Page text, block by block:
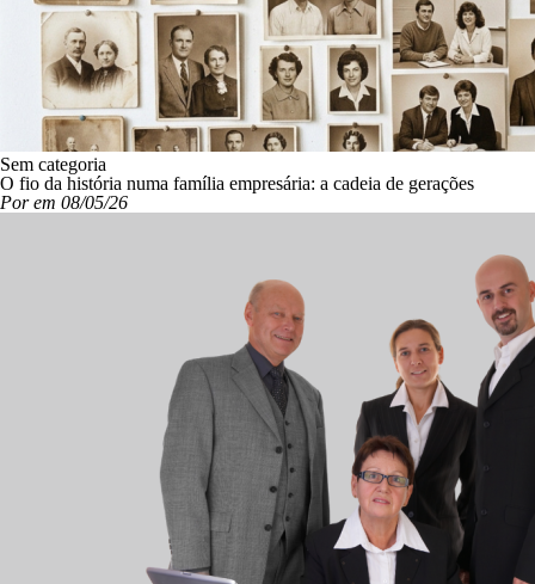
Sem categoria
O fio da história numa família empresária: a cadeia de gerações
Por em 08/05/26